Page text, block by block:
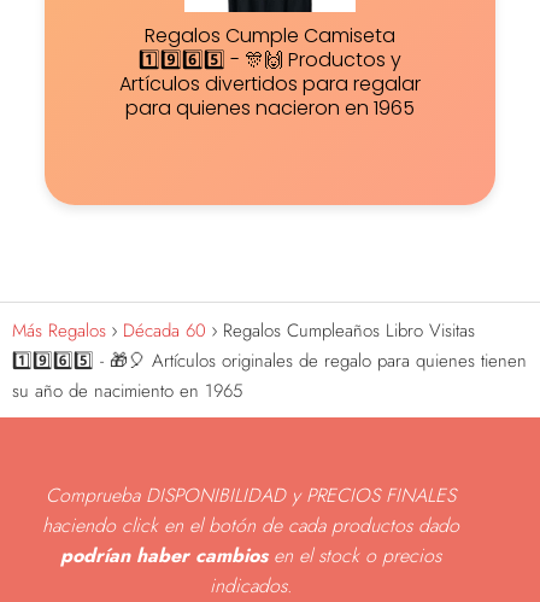
Regalos Cumple Camiseta
1️⃣9️⃣6️⃣5️⃣ - 🎊🙌 Productos y
Artículos divertidos para regalar
para quienes nacieron en 1965
Más Regalos Década 60
Regalos Cumpleaños Libro Visitas
1️⃣9️⃣6️⃣5️⃣ - 🎁🎈 Artículos originales de regalo para quienes tienen
su año de nacimiento en 1965
Comprueba DISPONIBILIDAD y PRECIOS FINALES
haciendo click en el botón de cada productos dado
podrían haber cambiosen el stock o precios
indicados.